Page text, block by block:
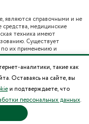
являются справочными и не
медицинские
техника имеют
Существует
их применению и
в рамках
оказания гражданам
государственных
помощи (при
города).
и могут изменяться в
материалов.
аналитики, такие как
Оставаясь на сайте, вы
и подтверждаете, что
персональных данных.